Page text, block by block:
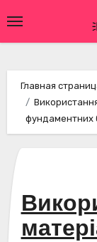
Главная
фундаментних